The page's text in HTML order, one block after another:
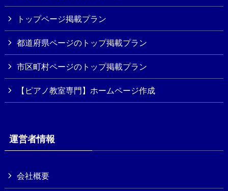
トップページ掲載プラン
都道府県ページのトップ掲載プラン
市区町村ページのトップ掲載プラン
【ピアノ教室専門】ホームページ作成
運営者情報
会社概要